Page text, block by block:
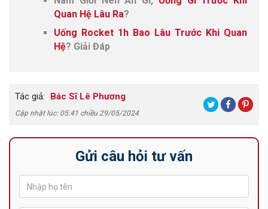
Quan Hệ Lâu Ra?
Uống Rocket 1h Bao Lâu Trước Khi Quan
Hệ? Giải Đáp
Tác giả: Bác Sĩ Lê Phương
Cập nhật lúc: 05:41 chiều 29/05/2024
Gửi câu hỏi tư vấn